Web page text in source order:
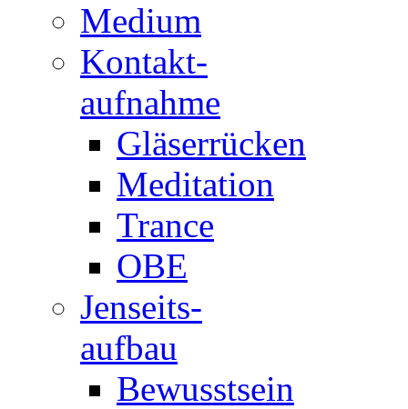
Medium
Kontakt-
aufnahme
Gläserrücken
Meditation
Trance
OBE
Jenseits-
aufbau
Bewusstsein